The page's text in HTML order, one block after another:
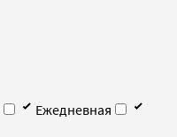
Ежедневная